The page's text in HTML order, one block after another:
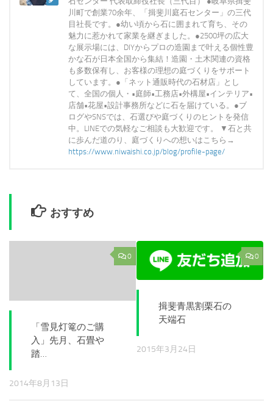
川町で創業70余年、「揖斐川庭石センター」の三代
目社長です。●幼い頃から石に囲まれて育ち、その
魅力に惹かれて家業を継ぎました。●2500坪の広大
な展示場には、DIYからプロの造園まで叶える個性豊
かな石が日本全国から集結！造園・土木関連の資格
も多数保有し、お客様の理想の庭づくりをサポート
しています。●「ネット通販時代の石材店」とし
て、全国の個人・•庭師•工務店•外構屋•インテリア•
店舗•花屋•設計事務所などに石を届けている。●ブ
ログやSNSでは、石選びや庭づくりのヒントを発信
中。LINEでの気軽なご相談も大歓迎です。 ▼石と共
に歩んだ道のり、庭づくりへの想いはこちら→
https://www.niwaishi.co.jp/blog/profile-page/
おすすめ
0
「雪見灯篭のご購
入」先月、石畳や
踏…
2014年8月13日
0
揖斐青黒割栗石の
天端石
2015年3月24日